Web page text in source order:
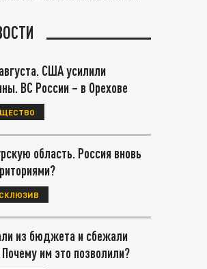
США усилили
ВС России – в Орехове
область. Россия вновь
из бюджета и сбежали
им это позволили?